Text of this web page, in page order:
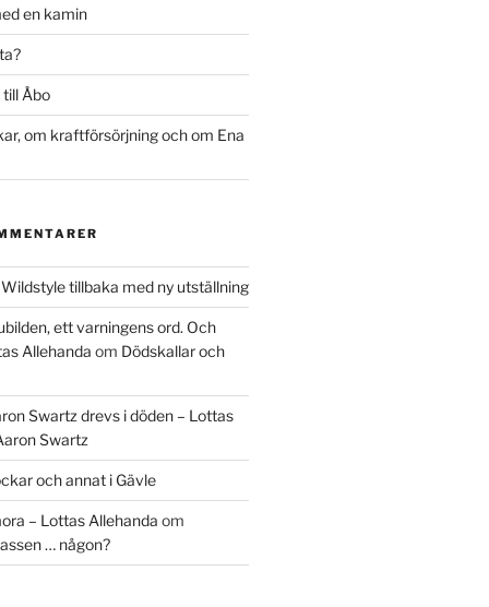
en kamin
Åbo
om kraftförsörjning och om Ena
Wildstyle tillbaka med ny utställning
ett varningens ord. Och
Allehanda om Dödskallar och
Swartz drevs i döden – Lottas
Swartz
och annat i Gävle
– Lottas Allehanda om
… någon?